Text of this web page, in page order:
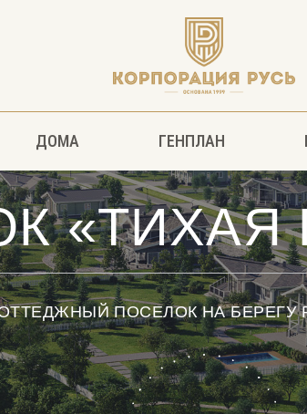
ДОМА ГЕНПЛАН
«ТИХАЯ
ПОСЕЛОК НА БЕРЕГУ